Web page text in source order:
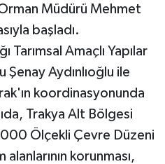
Müdürü Mehmet
başladı.
Tarımsal Amaçlı Yapılar
Şenay Aydınlıoğlu ile
koordinasyonunda
Trakya Alt Bölgesi
Ölçekli Çevre Düzeni
alanlarının korunması,